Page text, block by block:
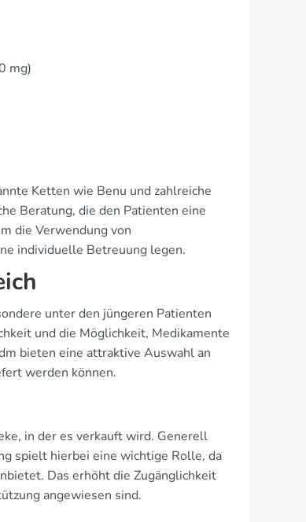
mg)
Ketten wie Benu und zahlreiche
Beratung, die den Patienten eine
die Verwendung von
individuelle Betreuung legen.
unter den jüngeren Patienten
und die Möglichkeit, Medikamente
bieten eine attraktive Auswahl an
werden können.
in der es verkauft wird. Generell
spielt hierbei eine wichtige Rolle, da
Das erhöht die Zugänglichkeit
angewiesen sind.